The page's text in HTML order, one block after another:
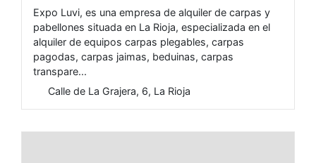
Expo Luvi, es una empresa de alquiler de carpas y
pabellones situada en La Rioja, especializada en el
alquiler de equipos carpas plegables, carpas
pagodas, carpas jaimas, beduinas, carpas
transpare...
Calle de La Grajera, 6, La Rioja